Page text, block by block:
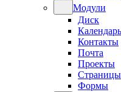
Модули
Диск
Календарь
Контакты
Почта
Проекты
Страницы
Формы